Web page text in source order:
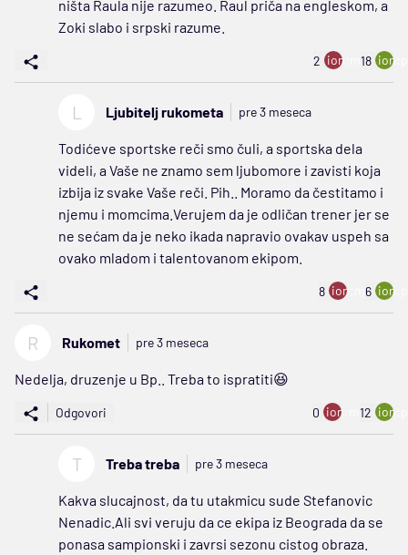
ništa Raula nije razumeo. Raul priča na engleskom, a
Zoki slabo i srpski razume.
2 ion:minus
18
L Ljubitelj rukometa pre 3 meseca
Todićeve sportske reči smo čuli, a sportska dela
videli, a Vaše ne znamo sem ljubomore i zavisti koja
izbija iz svake Vaše reči. Pih.. Moramo da čestitamo i
njemu i momcima.Verujem da je odličan trener jer se
ne sećam da je neko ikada napravio ovakav uspeh sa
ovako mladom i talentovanom ekipom.
8 ion:minus
6
R Rukomet pre 3 meseca
Nedelja, druzenje u Bp.. Treba to ispratiti😆
Odgovori 0 ion:minus
12
T Treba treba pre 3 meseca
Kakva slucajnost, da tu utakmicu sude Stefanovic
Nenadic.Ali svi veruju da ce ekipa iz Beograda da se
ponasa sampionski i zavrsi sezonu cistog obraza.